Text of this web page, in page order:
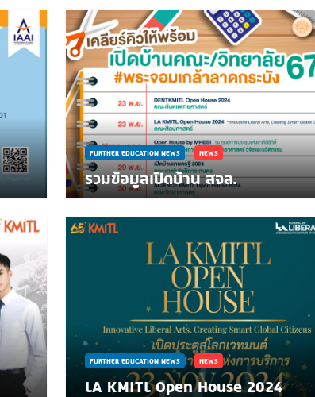
FURTHER EDUCATION NEWS NEWS
รวมข้อมูลเปิดบ้าน สจล.
FURTHER EDUCATION NEWS NEWS
LA KMITL Open House 2024